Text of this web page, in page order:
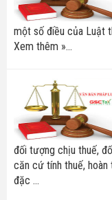
một số điều của Luật
Xem thêm »...
đối tượng chịu thuế,
căn cứ tính thuế,
đặc ...